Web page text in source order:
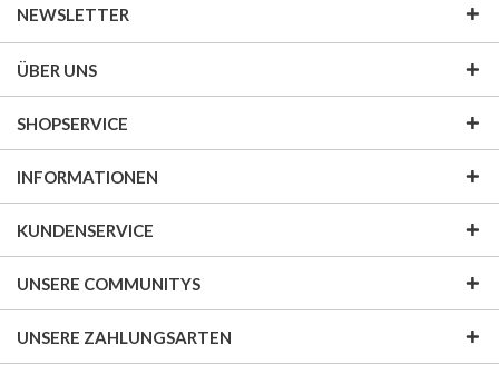
NEWSLETTER
ÜBER UNS
SHOPSERVICE
INFORMATIONEN
KUNDENSERVICE
UNSERE COMMUNITYS
UNSERE ZAHLUNGSARTEN